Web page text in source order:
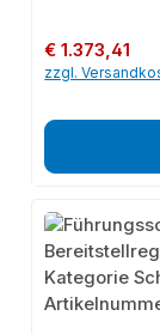
Regulärer Preis:
€ 1.373,41
zzgl.